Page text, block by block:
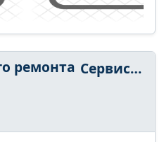
Сервис выездного ремонта